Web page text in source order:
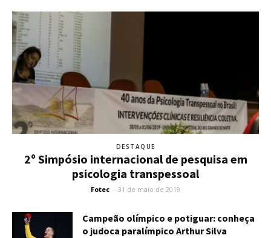
DESTAQUE
2º Simpósio internacional de pesquisa em
psicologia transpessoal
Fotec - 31 de maio de 2019
Campeão olímpico e potiguar: conheça
o judoca paralímpico Arthur Silva